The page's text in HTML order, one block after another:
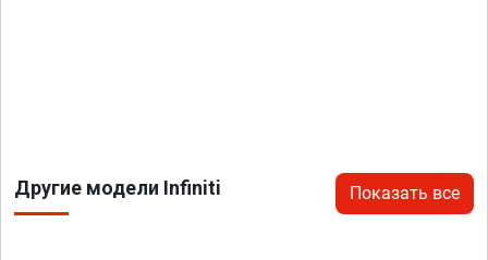
Другие модели Infiniti Показать все